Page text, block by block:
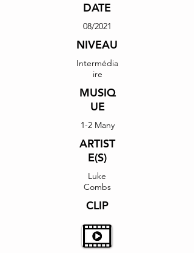
DATE
08/2021
NIVEAU
Intermédia
ire
MUSIQ
UE
1-2 Many
ARTIST
E(S)
Luke
Combs
CLIP